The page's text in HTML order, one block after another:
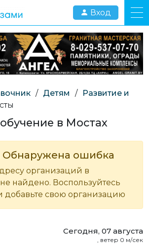
Вход
/ Детям /
Развитие и
в Мостах
ошибка
организаций в
найдено. Воспользуйтесь
добавьте свою организацию
Сегодня, 07 августа
, ветер 0 м/сек